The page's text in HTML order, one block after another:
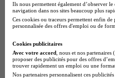
Ils nous permettent également d’observer
navigation dans nos sites beaucoup plus
Ces cookies ou traceurs permettent enfin
personnalisée des offres d'emploi ou de
Cookies publicitaires
Avec votre accord , nous et nos
proposer des publicités pour des offres
trouver rapidement un emploi ou une
Nos partenaires personnalisent ces